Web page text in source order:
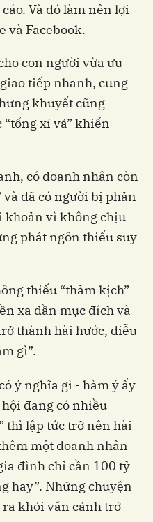
Và đó làm nên lợi
và Facebook.
con người vừa ưu
tiếp nhanh, cung
khuyết cũng
xỉ vả” khiến
có doanh nhân còn
đã có người bị phản
khoản vì không chịu
phát ngôn thiếu suy
thiếu “thảm kịch”
xa dần mục đích và
thành hài hước, diễu
gì”.
ý nghĩa gì - hàm ý ấy
đang có nhiều
thì lập tức trở nên hài
một doanh nhân
đình chỉ cần 100 tỷ
hay”. Những chuyện
ra khỏi văn cảnh trở